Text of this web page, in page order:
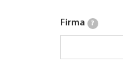
Firma ?